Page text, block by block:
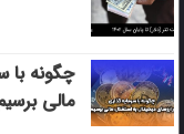
چگونه با
مالی